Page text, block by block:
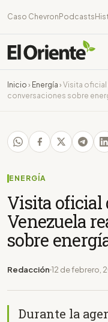
Caso Chevron Podcasts
Inicio › Energía › Visita oficial
conversaciones sobre
ENERGÍA
Visita oficial
Venezuela
sobre
Redacción 12 de febrero,
Durante la